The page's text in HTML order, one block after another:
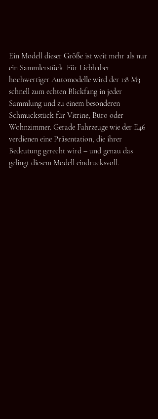
Ein Modell dieser Größe ist weit mehr als nur
ein Sammlerstück. Für Liebhaber
hochwertiger Automodelle wird der 1:8 M3
schnell zum echten Blickfang in jeder
Sammlung und zu einem besonderen
Schmuckstück für Vitrine, Büro oder
Wohnzimmer. Gerade Fahrzeuge wie der E46
verdienen eine Präsentation, die ihrer
Bedeutung gerecht wird – und genau das
gelingt diesem Modell eindrucksvoll.